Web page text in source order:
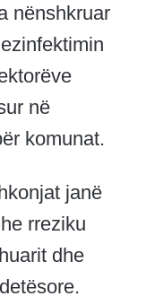
nënshkruar
në
komunat.
janë
rreziku
dhe